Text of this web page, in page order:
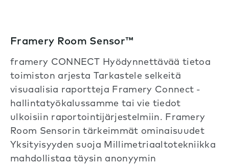
Framery Room Sensor™
framery CONNECT Hyödynnettävää tietoa
toimiston arjesta Tarkastele selkeitä
visuaalisia raportteja Framery Connect -
hallintatyökalussamme tai vie tiedot
ulkoisiin raportointijärjestelmiin. Framery
Room Sensorin tärkeimmät ominaisuudet
Yksityisyyden suoja Millimetriaaltotekniikka
mahdollistaa täysin anonyymin